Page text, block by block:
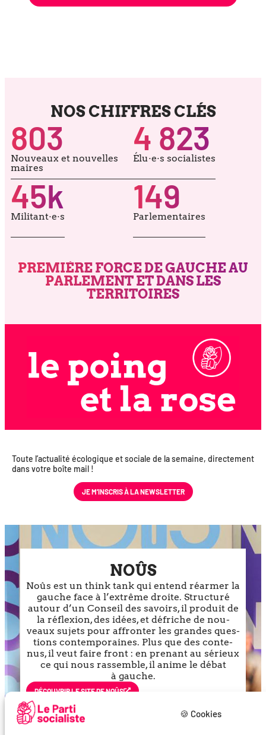
🍪 Cookies
NOS CHIFFRES CLÉS
Nouveaux et nou­velles
maires
803
Élu·e·s socia­listes
4 823
Militant·e·s
45k
Parlementaires
149
PREMIÈRE FORCE DE GAUCHE AU
PARLEMENT ET DANS LES
TERRITOIRES
Toute l’actualité éco­lo­gique et sociale de la semaine, direc­te­ment
dans votre boîte mail !
JE M’INS­CRIS À LA NEWSLETTER
NOÛS
Noûs est un think tank qui entend réar­mer la
gauche face à l’ex­trême droite. Structuré
autour d’un Conseil des savoirs, il pro­duit de
la réflexion, des idées, et défriche de nou­
veaux sujets pour affron­ter les grandes ques­
tions contem­po­raines. Plus que des conte­
nus, il veut faire front : en pre­nant au sérieux
ce qui nous ras­semble, il anime le débat
à gauche.
DÉCOU­VRIR LE SITE DE NOÛS